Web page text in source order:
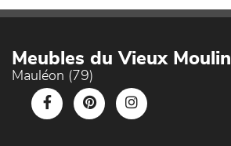
Meubles du Vieux Moulin
Mauléon (79)